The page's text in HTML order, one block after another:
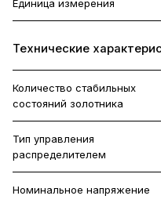
Единица измерения
Технические
Количество стабильных
состояний золотника
Тип управления
распределителем
Номинальное напряжение